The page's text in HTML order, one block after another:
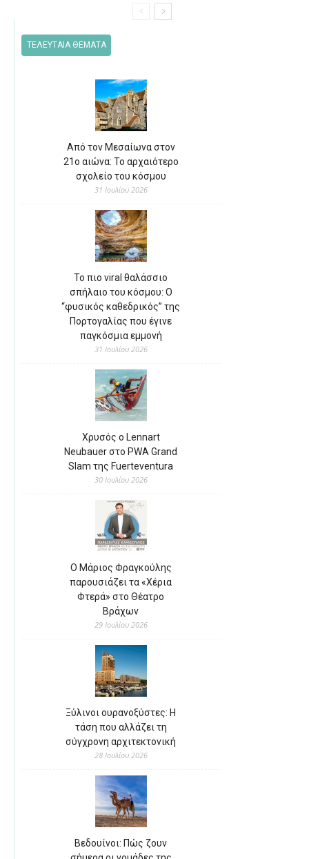
ΤΕΛΕΥΤΑΙΑ ΘΕΜΑΤΑ
Από τον Μεσαίωνα στον
21ο αιώνα: Το αρχαιότερο
σχολείο του κόσμου
31 Ιουλίου 2026
Το πιο viral θαλάσσιο
σπήλαιο του κόσμου: Ο
“φυσικός καθεδρικός” της
Πορτογαλίας που έγινε
παγκόσμια εμμονή
31 Ιουλίου 2026
Χρυσός ο Lennart
Neubauer στο PWA Grand
Slam της Fuerteventura
30 Ιουλίου 2026
Ο Μάριος Φραγκούλης
παρουσιάζει τα «Χέρια
Φτερά» στο Θέατρο
Βράχων
29 Ιουλίου 2026
Ξύλινοι ουρανοξύστες: Η
τάση που αλλάζει τη
σύγχρονη αρχιτεκτονική
28 Ιουλίου 2026
Βεδουίνοι: Πώς ζουν